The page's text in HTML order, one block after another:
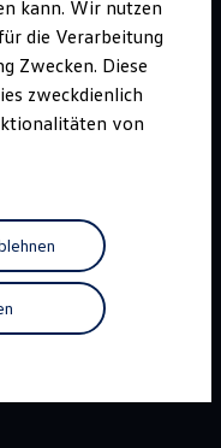
kann. Wir nutzen
die Verarbeitung
Zwecken. Diese
zweckdienlich
von